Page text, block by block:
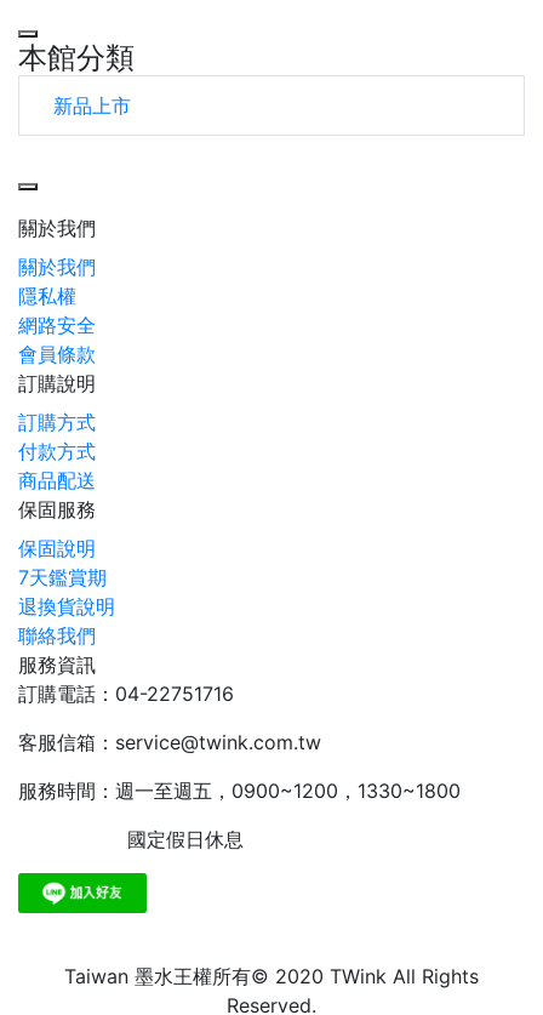
本館分類
新品上市
關於我們
關於我們
隱私權
網路安全
會員條款
訂購說明
訂購方式
付款方式
商品配送
保固服務
保固說明
7天鑑賞期
退換貨說明
聯絡我們
服務資訊
訂購電話：04-22751716
客服信箱：service@twink.com.tw
服務時間：週一至週五，0900~1200，1330~1800
國定假日休息
Taiwan 墨水王權所有© 2020 TWink All Rights
Reserved.